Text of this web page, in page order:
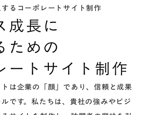
るコーポレートサイト制作
成長に
ための
ートサイト制作
は企業の「顔」であり、信頼と成果
です。私たちは、貴社の強みやビジ